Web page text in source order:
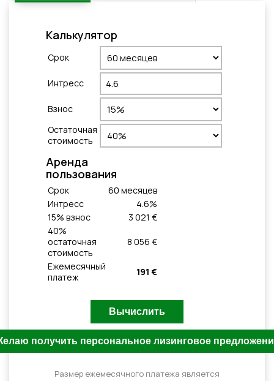
Калькулятор
Cрок
Интресс
Взнос
Остаточная
стоимость
Aренда
пользования
Cрок 60 месяцeв
Интресс
4.6%
15% взнос
3 021 €
40%
остаточная
стоимость
8 056 €
Ежемесячный
платеж
191 €
Размер ежемесячного платежа является